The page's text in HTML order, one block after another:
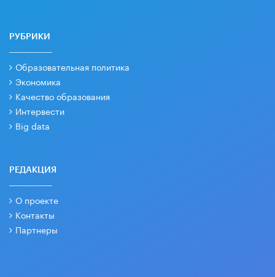
РУБРИКИ
Образовательная политика
Экономика
Качество образования
Интервести
Big data
РЕДАКЦИЯ
О проекте
Контакты
Партнеры